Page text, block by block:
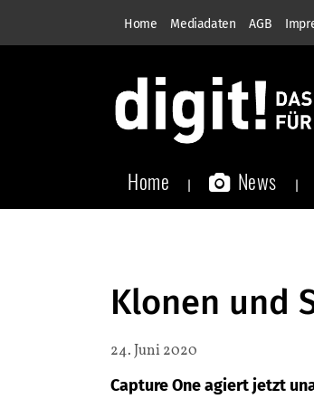
Home Mediadaten AGB
Home News
Klonen und
24. Juni 2020
Capture One agiert jetzt